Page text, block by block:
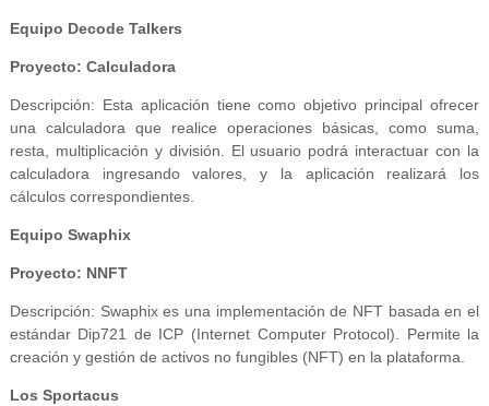
Equipo Decode Talkers
Proyecto: Calculadora
Descripción: Esta aplicación tiene como objetivo principal ofrecer
una calculadora que realice operaciones básicas, como suma,
resta, multiplicación y división. El usuario podrá interactuar con la
calculadora ingresando valores, y la aplicación realizará los
cálculos correspondientes.
Equipo Swaphix
Proyecto: NNFT
Descripción: Swaphix es una implementación de NFT basada en el
estándar Dip721 de ICP (Internet Computer Protocol). Permite la
creación y gestión de activos no fungibles (NFT) en la plataforma.
Los Sportacus